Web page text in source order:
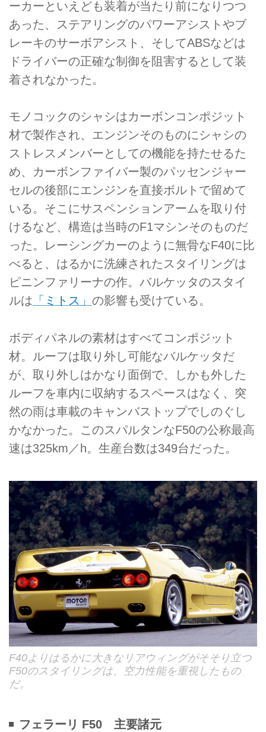
ーカーといえども装着が当たり前になりつつ
あった、ステアリングのパワーアシストやブ
レーキのサーボアシスト、そしてABSなどは
ドライバーの正確な制御を阻害するとして装
着されなかった。
モノコックのシャシはカーボンコンポジット
材で製作され、エンジンそのものにシャシの
ストレスメンバーとしての機能を持たせるた
め、カーボンファイバー製のパッセンジャー
セルの後部にエンジンを直接ボルトで留めて
いる。そこにサスペンションアームを取り付
けるなど、構造は当時のF1マシンそのものだ
った。レーシングカーのように無骨なF40に比
べると、はるかに洗練されたスタイリングは
ピニンファリーナの作。バルケッタのスタイ
ルは 「ミトス」 の影響も受けている。
ボディパネルの素材はすべてコンポジット
材。ルーフは取り外し可能なバルケッタだ
が、取り外しはかなり面倒で、しかも外した
ルーフを車内に収納するスペースはなく、突
然の雨は車載のキャンバストップでしのぐし
かなかった。このスパルタンなF50の公称最高
速は325km／h。生産台数は349台だった。
F40よりはるかに大きなリアウィングがそそり立つ
F50のスタイリングは、空力性能を重視したもの
だ。
フェラーリ F50 主要諸元